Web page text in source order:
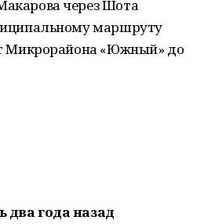
через Шота
маршруту
Микрорайона «Южный» до
года назад